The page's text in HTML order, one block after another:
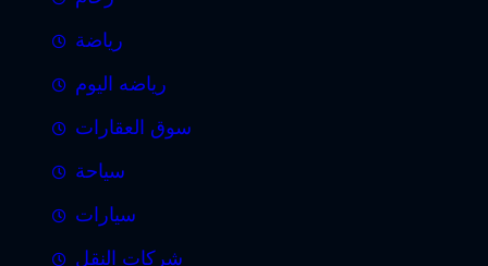
رياضة
رياضه اليوم
سوق العقارات
سياحة
سيارات
شركات النقل